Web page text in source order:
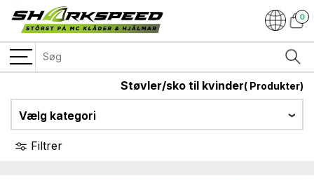
0
Støvler/sko til kvinder( Produkter)
Vælg kategori
Filtrer